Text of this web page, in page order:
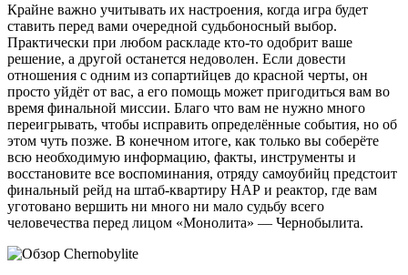
Крайне важно учитывать их настроения, когда игра будет
ставить перед вами очередной судьбоносный выбор.
Практически при любом раскладе кто-то одобрит ваше
решение, а другой останется недоволен. Если довести
отношения с одним из сопартийцев до красной черты, он
просто уйдёт от вас, а его помощь может пригодиться вам во
время финальной миссии. Благо что вам не нужно много
переигрывать, чтобы исправить определённые события, но об
этом чуть позже. В конечном итоге, как только вы соберёте
всю необходимую информацию, факты, инструменты и
восстановите все воспоминания, отряду самоубийц предстоит
финальный рейд на штаб-квартиру НАР и реактор, где вам
уготовано вершить ни много ни мало судьбу всего
человечества перед лицом «Монолита» — Чернобылита.